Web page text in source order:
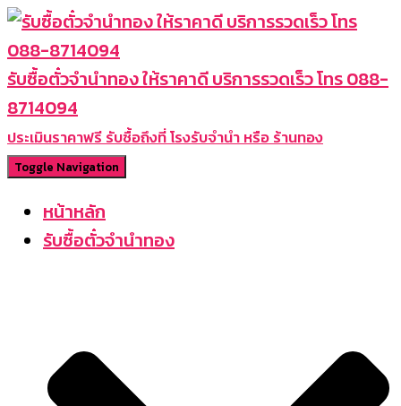
รับซื้อตั๋วจำนำทอง ให้ราคาดี บริการรวดเร็ว โทร 088-
8714094
ประเมินราคาฟรี รับซื้อถึงที่ โรงรับจำนำ หรือ ร้านทอง
Toggle Navigation
หน้าหลัก
รับซื้อตั๋วจำนำทอง